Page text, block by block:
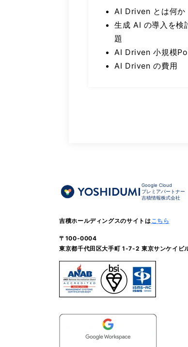
AI Driven とは何か
生成 AI の導入を検
題
AI Driven 小規模
AI Driven の費用
Google Cloud
プレミアパートナー
吉積情報株式会社
吉積ホールディングスのサイトはこちら
〒100-0004
東京都千代田区大手町 1-7-2 東京サンケイビ